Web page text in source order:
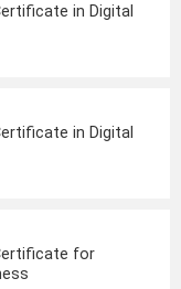
in Digital
in Digital
for